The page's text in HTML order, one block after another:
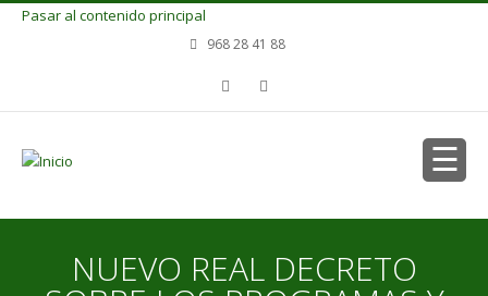
Pasar al contenido principal
968 28 41 88
NUEVO REAL DECRETO